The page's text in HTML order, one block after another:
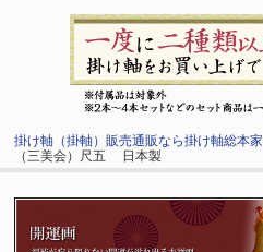
掛け軸（掛軸）販売通販なら掛け軸総本家
（三美会）尺五 日本製